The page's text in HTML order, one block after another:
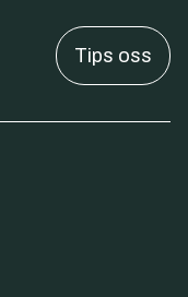
Tips oss